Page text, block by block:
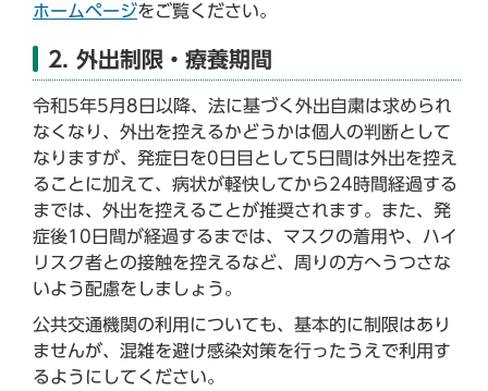
ホームページをご覧ください。
2. 外出制限・療養期間
令和5年5月8日以降、法に基づく外出自粛は求められ
なくなり、外出を控えるかどうかは個人の判断として
なりますが、発症日を0日目として5日間は外出を控え
ることに加えて、病状が軽快してから24時間経過する
までは、外出を控えることが推奨されます。また、発
症後10日間が経過するまでは、マスクの着用や、ハイ
リスク者との接触を控えるなど、周りの方へうつさな
いよう配慮をしましょう。
公共交通機関の利用についても、基本的に制限はあり
ませんが、混雑を避け感染対策を行ったうえで利用す
るようにしてください。